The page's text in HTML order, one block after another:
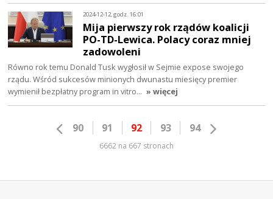
2024-12-12, godz. 16:01
Mija pierwszy rok rządów koalicji
PO-TD-Lewica. Polacy coraz mniej
zadowoleni
Równo rok temu Donald Tusk wygłosił w Sejmie expose swojego
rządu. Wśród sukcesów minionych dwunastu miesięcy premier
wymienił bezpłatny program in vitro… » więcej
90 91 92 93 94
6662 na 667 stronach